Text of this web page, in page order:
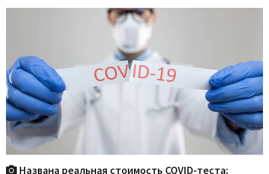
Названа реальная стоимость COVID-теста: